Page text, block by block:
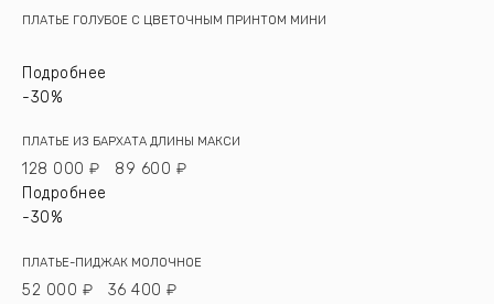
ПЛАТЬЕ ГОЛУБОЕ С ЦВЕТОЧНЫМ ПРИНТОМ МИНИ
Подробнее
-30%
ПЛАТЬЕ ИЗ БАРХАТА ДЛИНЫ МАКСИ
128 000 ₽
89 600 ₽
Подробнее
-30%
ПЛАТЬЕ-ПИДЖАК МОЛОЧНОЕ
52 000 ₽
36 400 ₽